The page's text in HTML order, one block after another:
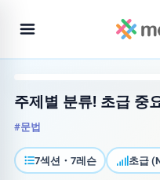
주제별 분류! 초급 중
#문법
7섹션・7레슨 초급